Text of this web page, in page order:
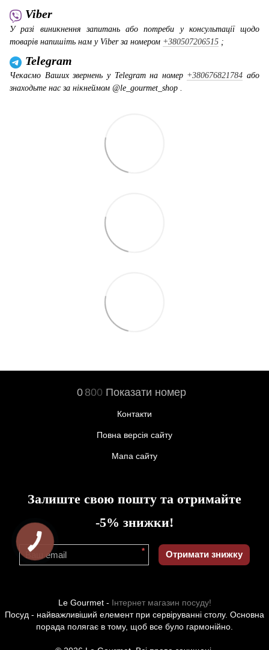
Viber
У разі виникнення запитань або потреби у консультації щодо
товарів напишіть нам у Viber за номером +380507206515 ;
Telegram
Чекаємо Ваших звернень у Telegram на номер +380676821784 або
знаходьте нас за нікнеймом @le_gourmet_shop .
0 800 Показати номер
Контакти
Повна версія сайту
Мапа сайту
Залиште свою пошту та отримайте
-5% знижки!
* Отримати знижку
Le Gourmet - Інтернет магазин посуду!
Посуд - найважливіший елемент при сервіруванні столу. Основна
порада полягає в тому, щоб все було гармонійно.